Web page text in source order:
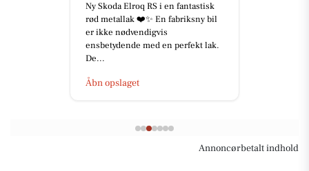
Ny Skoda Elroq RS i en fantastisk
rød metallak ❤️✨ En fabriksny bil
er ikke nødvendigvis
ensbetydende med en perfekt lak.
De...
Åbn opslaget
Annoncørbetalt indhold